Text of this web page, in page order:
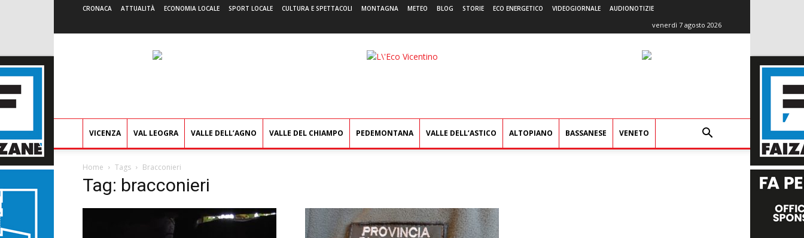
CRONACA ATTUALITÀ ECONOMIA LOCALE SPORT LOCALE CULTURA E SPETTACOLI MONTAGNA METEO BLOG STORIE ECO ENERGETICO VIDEOGIORNALE AUDIONOTIZIE
venerdì 7 agosto 2026
L'Eco
VICENZA VAL LEOGRA VALLE DELL’AGNO VALLE DEL CHIAMPO PEDEMONTANA VALLE DELL’ASTICO ALTOPIANO BASSANESE VENETO
Home Tags Bracconieri
Tag: bracconieri